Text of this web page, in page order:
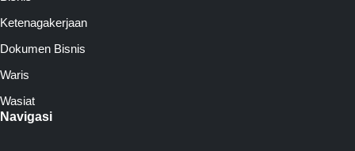
Ketenagakerjaan
Dokumen Bisnis
Waris
Wasiat
Navigasi